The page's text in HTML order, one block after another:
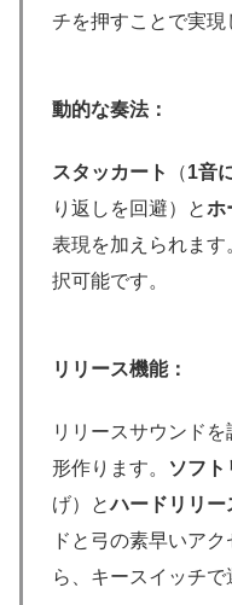
チを押すことで実現
動的な奏法：
スタッカート （1音
り返しを回避）とホ
表現を加えられま
択可能です。
リリース機能：
リリースサウンド
形作ります。
ソフト
げ）とハードリリー
ドと弓の素早いア
ら、キースイッチで